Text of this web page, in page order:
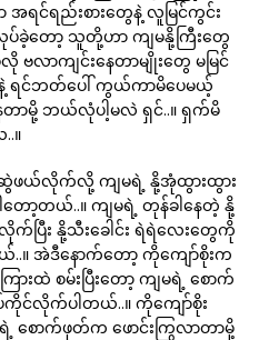
အရင်ရည်းစားတွေနဲ့ လူမြင်ကွင်း
ပ်ခဲ့တော့ သူတို့ဟာ ကျမနို့ကြီးတွေ
လာကျင်းနေတာမျိုးတွေ မမြင်
ရင်ဘတ်ပေါ် ကွယ်ကာမိပေမယ့်
တာမို့ ဘယ်လုံပါ့မလဲ ရှင်..။ ရှက်မိ
။
ဖယ်လိုက်လို့ ကျမရဲ့ နို့အုံထွားထွား
ော့တယ်..။ ကျမရဲ့ တုန်ခါနေတဲ့ နို့
က်ပြီး နို့သီးခေါင်း ရဲရဲလေးတွေကို
ယ်..။ အဲဒီနောက်တော့ ကိုကျော်စိုးက
ထဲ စမ်းပြီးတော့ ကျမရဲ့ စောက်
င်လိုက်ပါတယ်..။ ကိုကျော်စိုး
စောက်ဖုတ်က ဖောင်းကြွလာတာမို့